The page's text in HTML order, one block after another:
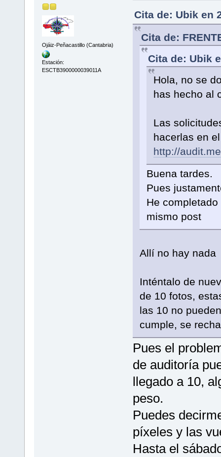
Ojáiz-Peñacastillo (Cantabria)
Estación:
ESCTB3900000039011A
Cita de: Ubik en
Cita de:
Cita de: Ubik
Hola, no se
has hecho al
Las
hacerlas en
http://
Buena tardes.
Pues
He
mismo post
Allí no hay nada
Inténtalo de
de 10 fotos,
las 10 no
cumple, se
Pues el
de auditoría
llegado a 10,
peso.
Puedes
píxeles y las
Hasta el